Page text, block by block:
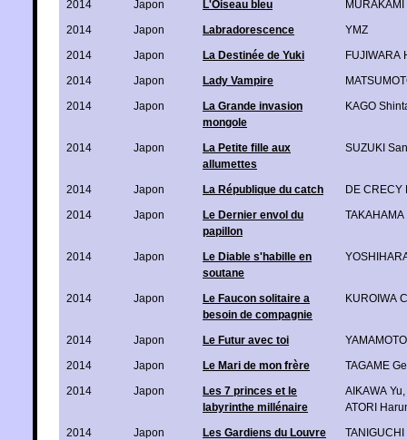
2014 Japon L'Oiseau bleu
2014
Japon Labradorescence
YMZ
2014
Japon La Destinée de Yuki
FUJIWARA
2014
Japon Lady Vampire
2014
Japon
La Grande invasion
mongole
KAGO
2014 Japon
La Petite fille aux
allumettes
SUZUKI
2014 Japon La République du catch
DE CRECY
2014
Japon
Le Dernier envol du
papillon
TAKAHAMA
2014 Japon
Le Diable s'habille en
soutane
2014 Japon
Le Faucon solitaire a
besoin de compagnie
KUROIWA
2014 Japon Le Futur avec toi
2014
Japon Le Mari de mon frère
TAGAME
2014
Japon
Les 7 princes et le
labyrinthe millénaire
AIKAWA Yu
ATORI
2014
Japon Les Gardiens du Louvre
TANIGUCHI